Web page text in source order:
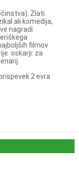
Zlati
ali komedija,
nagradi
filmov
oskarji: za
2 evra